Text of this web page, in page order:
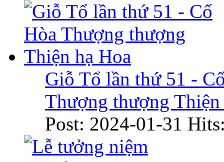
Giỗ Tổ lần thứ 51 -
Thượng thượng Thiện
Post: 2024-01-31